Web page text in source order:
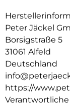
Peter Jäckel
Borsigstraße 5
31061 Alfeld
Deutschland
https://
Verantwortliche